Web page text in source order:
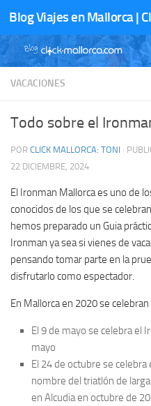
Saltar al contenido
Blog Viajes en Mallorca |
VACACIONES
Todo sobre el
POR CLICK MALLORCA: TONI ·
22 DICIEMBRE, 2024
El Ironman Mallorca es uno de
conocidos de los que se
hemos preparado un Guia
Ironman ya sea si vienes de
pensando tomar parte en la
disfrutarlo como espectador.
En Mallorca en 2020 se
El 9 de mayo se celebra el
mayo
El 24 de octubre se
nombre del triatlón de
en Alcudia en octubre de